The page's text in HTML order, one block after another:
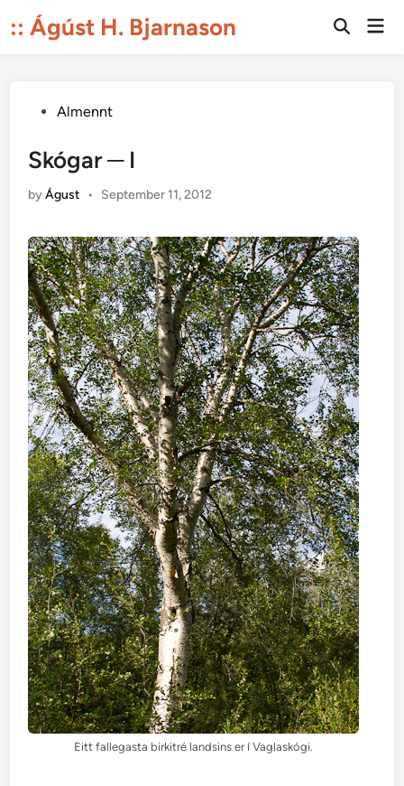
to:: Ágúst H. Bjarnason
Open
PostedAlmennt
Skógar ─ I
byÁgust • September 11, 2012
Eitt fallegasta birkitré landsins er í Vaglaskógi.